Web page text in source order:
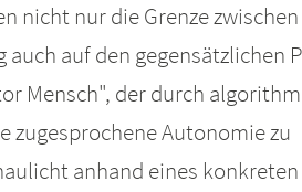
nicht nur die Grenze
auf den gegensätzlichen
Mensch", der durch
zugesprochene Autonomie zu
anhand eines konkreten